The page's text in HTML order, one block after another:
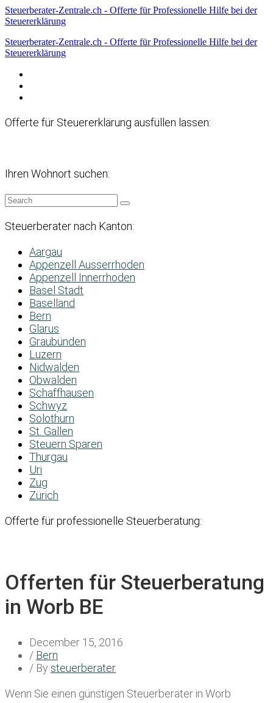
Steuerberater-Zentrale.ch - Offerte für Professionelle Hilfe bei der
Steuererklärung
Steuerberater-Zentrale.ch - Offerte für Professionelle Hilfe bei der
Steuererklärung
Offerte für Steuererklärung ausfüllen lassen:
Ihren Wohnort suchen:
Steuerberater nach Kanton:
Aargau
Appenzell Ausserrhoden
Appenzell Innerrhoden
Basel Stadt
Baselland
Bern
Glarus
Graubünden
Luzern
Nidwalden
Obwalden
Schaffhausen
Schwyz
Solothurn
St. Gallen
Steuern Sparen
Thurgau
Uri
Zug
Zürich
Offerte für professionelle Steuerberatung:
Offerten für Steuerberatung
in Worb BE
December 15, 2016
/ Bern
/ By steuerberater
Wenn Sie einen günstigen Steuerberater in Worb